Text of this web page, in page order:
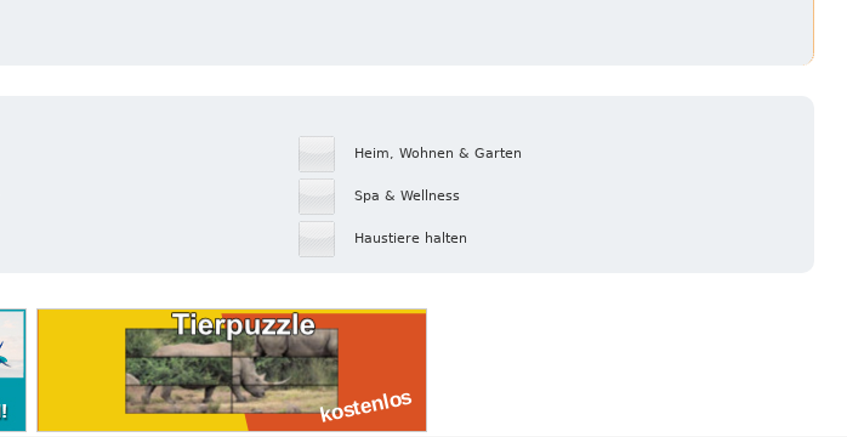
Heim, Wohnen & Garten
Spa & Wellness
Haustiere halten